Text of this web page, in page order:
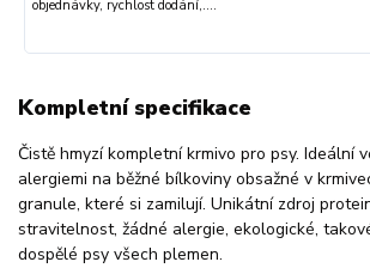
objednávky, rychlost dodání,....
Kompletní specifikace
Čistě hmyzí kompletní krmivo pro psy. Ideální
alergiemi na běžné bílkoviny obsažné v
granule, které si zamilují. Unikátní zdroj
stravitelnost, žádné alergie, ekologické,
dospělé psy všech plemen.